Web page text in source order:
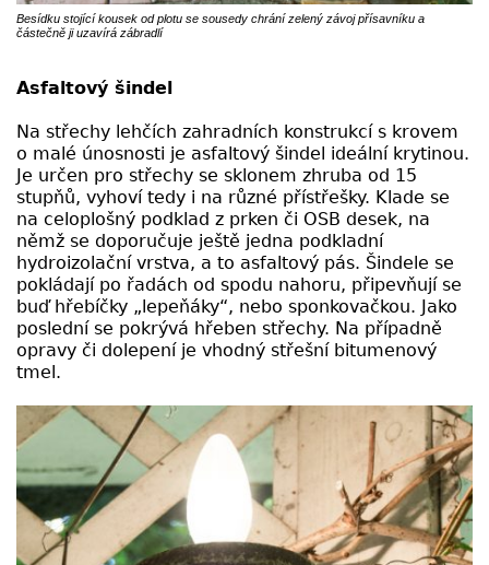
Besídku stojící kousek od plotu se sousedy chrání zelený závoj přísavníku a
částečně ji uzavírá zábradlí
Asfaltový šindel
Na střechy lehčích zahradních konstrukcí s krovem
o malé únosnosti je asfaltový šindel ideální krytinou.
Je určen pro střechy se sklonem zhruba od 15
stupňů, vyhoví tedy i na různé přístřešky. Klade se
na celoplošný podklad z prken či OSB desek, na
němž se doporučuje ještě jedna podkladní
hydroizolační vrstva, a to asfaltový pás. Šindele se
pokládají po řadách od spodu nahoru, připevňují se
buď hřebíčky „lepeňáky“, nebo sponkovačkou. Jako
poslední se pokrývá hřeben střechy. Na případně
opravy či dolepení je vhodný střešní bitumenový
tmel.